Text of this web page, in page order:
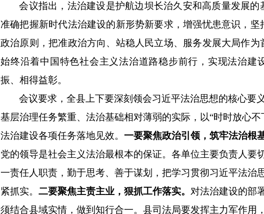
会议指出， 法治建设是护航边坝长治久安和高质量发展
准确把握新时代法治建设的新形势新要求，增强忧患意识，坚
政治原则，把准政治方向、站稳人民立场、服务发展大局作为
始终沿着中国特色社会主义法治道路稳步前行，实现法治建
振、相得益彰。
会议要求，全县上下要深刻领会习近平法治思想的核心要
基层治理任务繁重、法治基础相对薄弱的实际，以“时时放心
法治建设各项任务落地见效。 一要聚焦政治引领，筑牢法治根基
党的领导是社会主义法治最根本的保证。各单位主要负责人要
一责任人职责，勤于思考、善于谋划，把学习贯彻习近平法治
紧抓实。 二要聚焦主责主业，狠抓工作落实。 对法治建设的部
须结合县域实情，做到知行合一。县司法局要发挥主力军作用